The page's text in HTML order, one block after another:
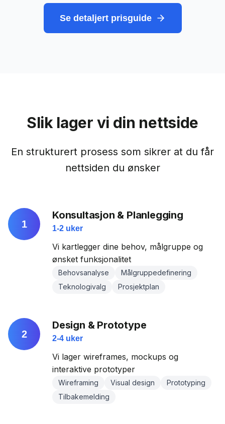
Se detaljert prisguide
Slik lager vi din nettside
En strukturert prosess som sikrer at du får
nettsiden du ønsker
1
Konsultasjon & Planlegging
1-2 uker
Vi kartlegger dine behov, målgruppe og
ønsket funksjonalitet
Behovsanalyse
Målgruppedefinering
Teknologivalg
Prosjektplan
2
Design & Prototype
2-4 uker
Vi lager wireframes, mockups og
interaktive prototyper
Wireframing Visual design
Prototyping
Tilbakemelding